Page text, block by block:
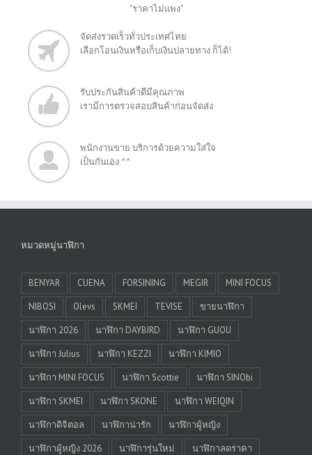
"ราคาไม่แพง"
จัดส่งรวดเร็วทั่วประเทศไทย
เลือกโอนเงินหรือเก็บเงินปลายทาง ก็ได้!
รับประกันสินค้าดีมีคุณภาพ
เรามีการตรวจสอบสินค้าก่อนจัดส่ง
พนักงานขาย บริการด้วยความใส่ใจ
เป็นกันเอง ^^
หมวดหมู่นาฬิกา
BENYAR CUENA FORSINING MEGIR
MINI FOCUS
NIBOSI
Olevs SKMEI TEVISE
ขายนาฬิกา
นาฬิกา 2026
นาฬิกา DAYBIRD
นาฬิกา GUOU
นาฬิกา Julius
นาฬิกา KEZZI
นาฬิกา KIMIO
นาฬิกา MINI FOCUS
นาฬิกา Scottie
นาฬิกา SINObi
นาฬิกา SKMEI
นาฬิกา SKONE
นาฬิกา WEIQIN
นาฬิกาดิจิตอล
นาฬิกาน่ารัก
นาฬิกาผู้หญิง
นาฬิกาผู้หญิง 2026
นาฬิการุ่นใหม่
นาฬิกาลดราคา